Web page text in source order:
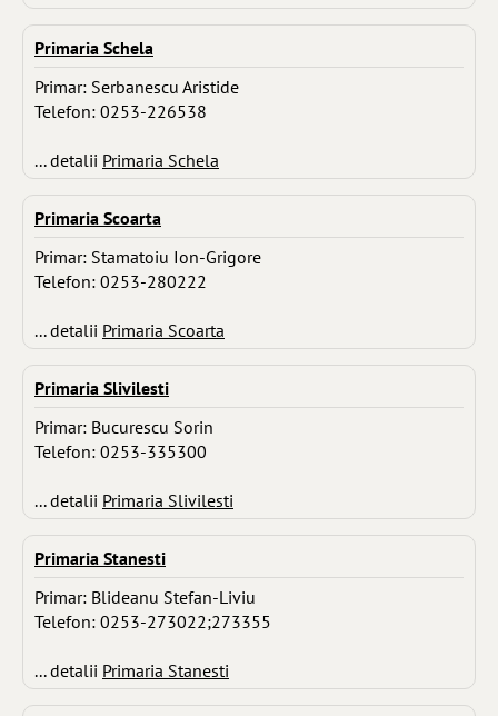
Primaria Schela
Primar: Serbanescu Aristide
Telefon: 0253-226538
... detalii Primaria Schela
Primaria Scoarta
Primar: Stamatoiu Ion-Grigore
Telefon: 0253-280222
... detalii Primaria Scoarta
Primaria Slivilesti
Primar: Bucurescu Sorin
Telefon: 0253-335300
... detalii Primaria Slivilesti
Primaria Stanesti
Primar: Blideanu Stefan-Liviu
Telefon: 0253-273022;273355
... detalii Primaria Stanesti